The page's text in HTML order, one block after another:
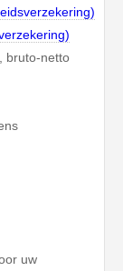
bruto-netto
uw